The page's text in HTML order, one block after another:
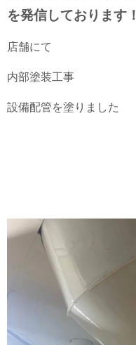
を発信しております！
店舗にて
内部塗装工事
設備配管を塗りました